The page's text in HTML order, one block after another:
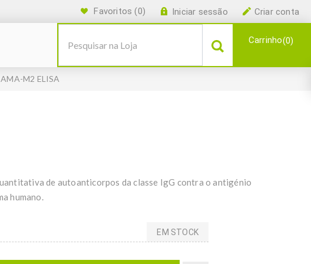
Criar conta
Iniciar sessão
Favoritos (0)
Carrinho 0
AMA-M2 ELISA
de autoanticorpos da classe IgG contra o antigénio
humano.
EM STOCK